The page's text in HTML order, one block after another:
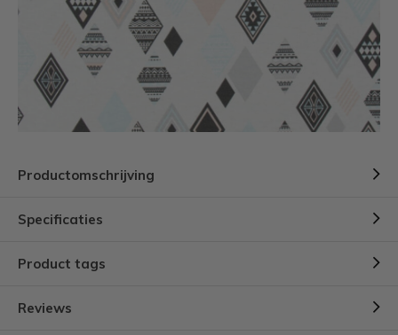
Productomschrijving
Specificaties
Product tags
Reviews